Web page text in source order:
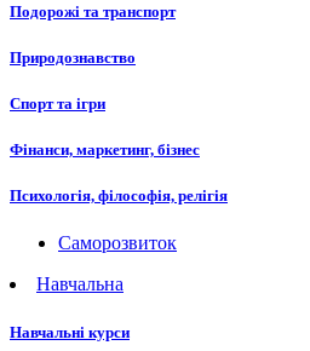
Подорожі та транспорт
Природознавство
Спорт та ігри
Фінанси, маркетинг, бізнес
Психологія, філософія, релігія
Саморозвиток
Навчальна
Навчальні курси